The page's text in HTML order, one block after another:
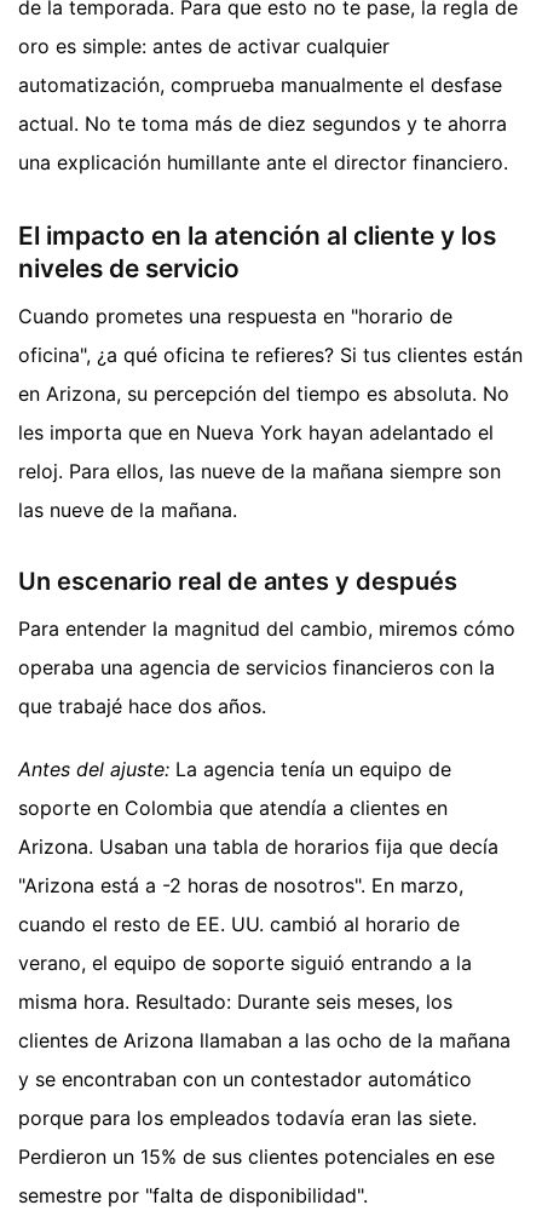
de la temporada. Para que esto no te pase, la regla de
oro es simple: antes de activar cualquier
automatización, comprueba manualmente el desfase
actual. No te toma más de diez segundos y te ahorra
una explicación humillante ante el director financiero.
El impacto en la atención al cliente y los
niveles de servicio
Cuando prometes una respuesta en "horario de
oficina", ¿a qué oficina te refieres? Si tus clientes están
en Arizona, su percepción del tiempo es absoluta. No
les importa que en Nueva York hayan adelantado el
reloj. Para ellos, las nueve de la mañana siempre son
las nueve de la mañana.
Un escenario real de antes y después
Para entender la magnitud del cambio, miremos cómo
operaba una agencia de servicios financieros con la
que trabajé hace dos años.
Antes del ajuste: La agencia tenía un equipo de
soporte en Colombia que atendía a clientes en
Arizona. Usaban una tabla de horarios fija que decía
"Arizona está a -2 horas de nosotros". En marzo,
cuando el resto de EE. UU. cambió al horario de
verano, el equipo de soporte siguió entrando a la
misma hora. Resultado: Durante seis meses, los
clientes de Arizona llamaban a las ocho de la mañana
y se encontraban con un contestador automático
porque para los empleados todavía eran las siete.
Perdieron un 15% de sus clientes potenciales en ese
semestre por "falta de disponibilidad".